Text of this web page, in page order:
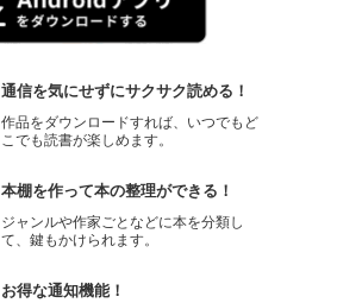
通信を気にせずにサクサク読める！
作品をダウンロードすれば、いつでもど
こでも読書が楽しめます。
本棚を作って本の整理ができる！
ジャンルや作家ごとなどに本を分類し
て、鍵もかけられます。
お得な通知機能！